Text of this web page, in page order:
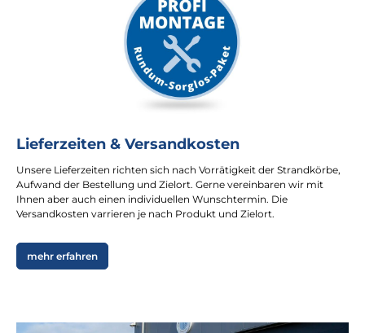
Lieferzeiten & Versandkosten
Unsere Lieferzeiten richten sich nach Vorrätigkeit der Strandkörbe,
Aufwand der Bestellung und Zielort. Gerne vereinbaren wir mit
Ihnen aber auch einen individuellen Wunschtermin. Die
Versandkosten varrieren je nach Produkt und Zielort.
mehr erfahren